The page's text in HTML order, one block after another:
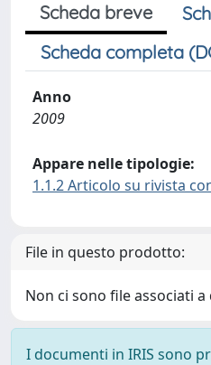
Scheda breve
Scheda completa
Anno
2009
Appare nelle tipologie:
1.1.2 Articolo su rivista
File in questo prodotto:
Non ci sono file associati
I documenti in IRIS sono